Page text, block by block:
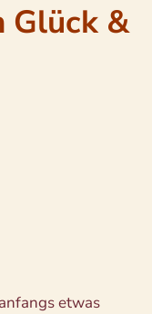
Glück &
etwas